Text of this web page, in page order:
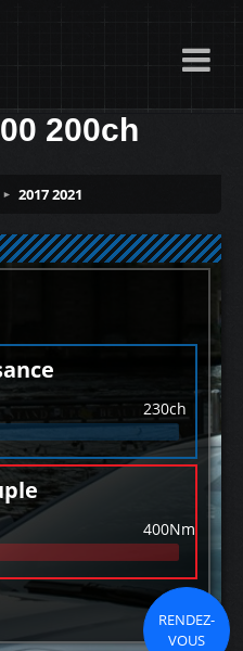
200ch
2017 2021
230ch
400Nm
RENDEZ-
VOUS